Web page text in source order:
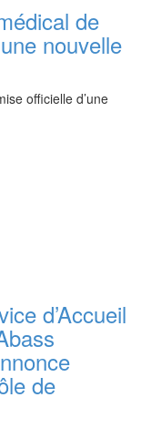
de
nouvelle
officielle d’une
d’Accueil
de